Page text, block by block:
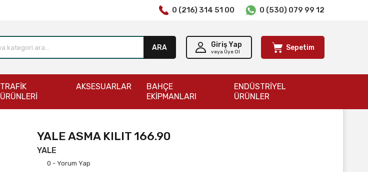
0 (216) 314 51 00 0 (530) 079 99 12
ARA Giriş Yap
veya Üye Ol Sepetim
TRAFİK
ÜRÜNLERİ
AKSESUARLAR
BAHÇE
EKİPMANLARI
ENDÜSTRİYEL
ÜRÜNLER
YALE ASMA KILIT 166.90
YALE
0 - Yorum Yap